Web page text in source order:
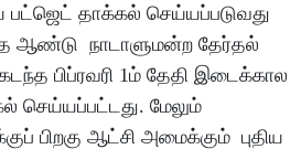
பட்ஜெட் தாக்கல் செய்யப்படுவது
நாடாளுமன்ற தேர்தல்
பிப்ரவரி 1ம் தேதி இடைக்கால
செய்யப்பட்டது. மேலும்
பிறகு ஆட்சி அமைக்கும் புதிய